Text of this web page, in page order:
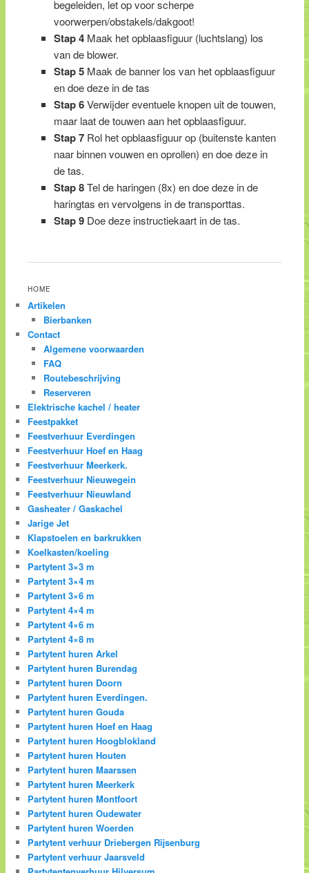
begeleiden, let op voor scherpe
voorwerpen/obstakels/dakgoot!
Stap 4Maak het opblaasfiguur (luchtslang) los
van de blower.
Stap 5Maak de banner los van het opblaasfiguur
en doe deze in de tas
Stap 6Verwijder eventuele knopen uit de touwen,
maar laat de touwen aan het opblaasfiguur.
Stap 7Rol het opblaasfiguur op (buitenste kanten
naar binnen vouwen en oprollen) en doe deze in
de tas.
Stap 8Tel de haringen (8x) en doe deze in de
haringtas en vervolgens in de transporttas.
Stap 9Doe deze instructiekaart in de tas.
HOME
Artikelen
Bierbanken
Contact
Algemene voorwaarden
FAQ
Routebeschrijving
Reserveren
Elektrische kachel / heater
Feestpakket
Feestverhuur Everdingen
Feestverhuur Hoef en Haag
Feestverhuur Meerkerk.
Feestverhuur Nieuwegein
Feestverhuur Nieuwland
Gasheater / Gaskachel
Jarige Jet
Klapstoelen en barkrukken
Koelkasten/koeling
Partytent 3×3 m
Partytent 3×4 m
Partytent 3×6 m
Partytent 4×4 m
Partytent 4×6 m
Partytent 4×8 m
Partytent huren Arkel
Partytent huren Burendag
Partytent huren Doorn
Partytent huren Everdingen.
Partytent huren Gouda
Partytent huren Hoef en Haag
Partytent huren Hoogblokland
Partytent huren Houten
Partytent huren Maarssen
Partytent huren Meerkerk
Partytent huren Montfoort
Partytent huren Oudewater
Partytent huren Woerden
Partytent verhuur Driebergen Rijsenburg
Partytent verhuur Jaarsveld